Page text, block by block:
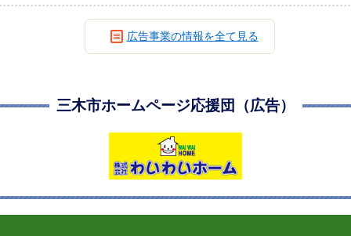
広告事業の情報を全て見る
三木市ホームページ応援団（広告）